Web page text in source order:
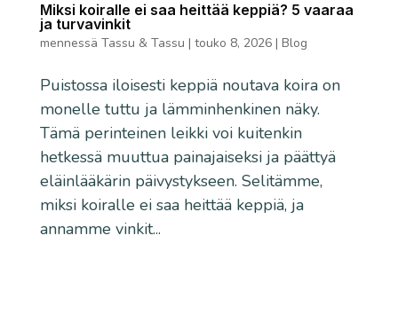
Miksi koiralle ei saa heittää keppiä? 5 vaaraa
ja turvavinkit
mennessä Tassu & Tassu | touko 8, 2026| Blog
Puistossa iloisesti keppiä noutava koira on
monelle tuttu ja lämminhenkinen näky.
Tämä perinteinen leikki voi kuitenkin
hetkessä muuttua painajaiseksi ja päättyä
eläinlääkärin päivystykseen. Selitämme,
miksi koiralle ei saa heittää keppiä, ja
annamme vinkit...